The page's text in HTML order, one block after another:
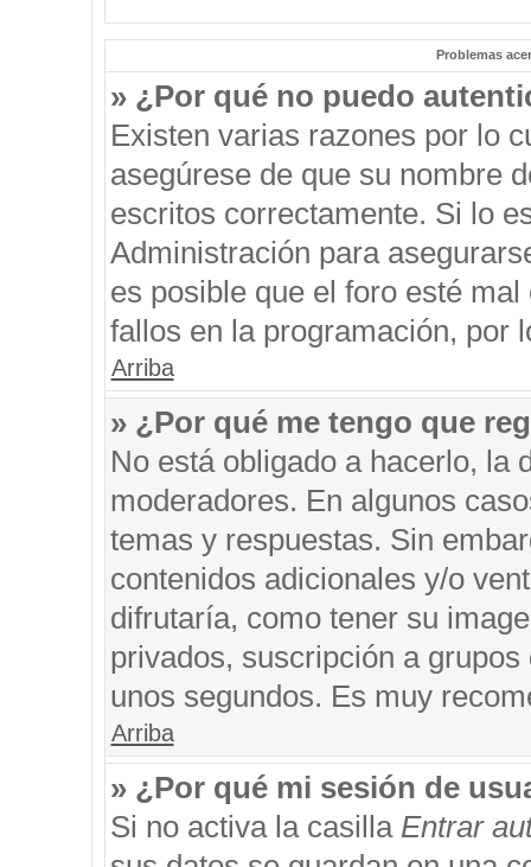
Problemas
» ¿Por qué no puedo
Existen varias razones por lo
asegúrese de que su nombre
escritos correctamente. Si lo
Administración para
es posible que el foro esté
fallos en la programación, por
Arriba
» ¿Por qué me tengo que
No está obligado a hacerlo, la
moderadores. En algunos
temas y respuestas. Sin
contenidos adicionales y/o
difrutaría, como tener su
privados, suscripción a
unos segundos. Es muy
Arriba
» ¿Por qué mi sesión de
Si no activa la casilla Entrar